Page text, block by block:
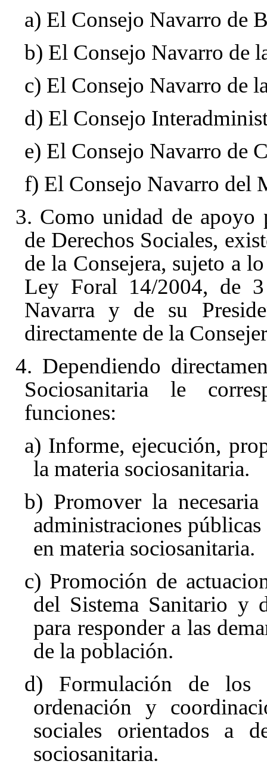
a) El Consejo Navarro de
b) El Consejo Navarro de
c) El Consejo Navarro de
d) El Consejo
e) El Consejo Navarro de
f) El Consejo Navarro del
3. Como unidad de apoyo
de Derechos Sociales,
de la Consejera, sujeto a
Ley Foral 14/2004, de
Navarra y de su
directamente de la
4. Dependiendo
Sociosanitaria le
funciones:
a) Informe, ejecución,
la materia sociosanitaria.
b) Promover la
administraciones
en materia sociosanitaria.
c) Promoción de
del Sistema Sanitario y
para responder a las
de la población.
d) Formulación de los
ordenación y
sociales orientados a
sociosanitaria.